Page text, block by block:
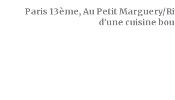
Paris 13ème, Au Petit Marguery/
d’une cuisine